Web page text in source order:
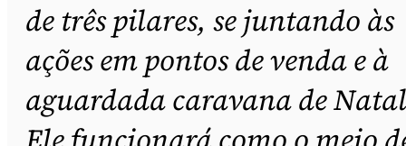
de três pilares, se juntando às
ações em pontos de venda e à
aguardada caravana de